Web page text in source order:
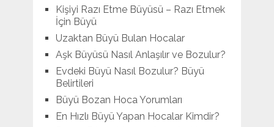
Kişiyi Razı Etme Büyüsü – Razı Etmek
İçin Büyü
Uzaktan Büyü Bulan Hocalar
Aşk Büyüsü Nasıl Anlaşılır ve Bozulur?
Evdeki Büyü Nasıl Bozulur? Büyü
Belirtileri
Büyü Bozan Hoca Yorumları
En Hızlı Büyü Yapan Hocalar Kimdir?